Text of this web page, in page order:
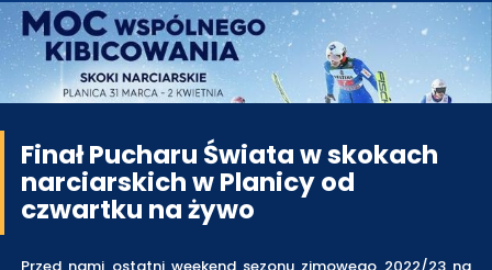
Finał Pucharu Świata w skokach
narciarskich w Planicy od
czwartku na żywo